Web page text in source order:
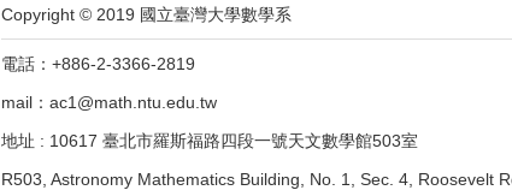
Copyright © 2019 國立臺灣大學數學系
電話：+886-2-3366-2819
mail：ac1@math.ntu.edu.tw
地址 : 10617 臺北市羅斯福路四段一號天文數學館503室
R503, Astronomy Mathematics Building, No. 1, Sec. 4, Roosevelt